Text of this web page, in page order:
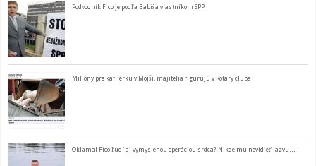
Podvodník Fico je podľa Babiša vlastníkom SPP
Milióny pre kafilérku v Mojši, majitelia figurujú v Rotary clube
Oklamal Fico ľudí aj vymyslenou operáciou srdca? Nikde mu nevidieť jazvu…